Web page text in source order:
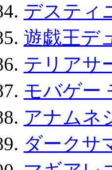
デスティ
遊戯王デ
テリアサ
モバゲー
アナムネ
ダークサ